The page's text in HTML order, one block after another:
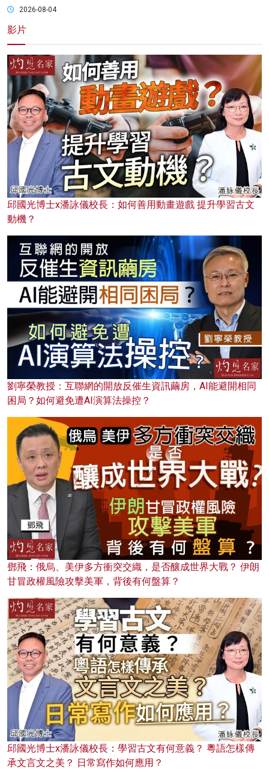
2026-08-04
影片
邱國光博士x潘詠儀校長：如何善用動畫遊戲 提升學習古文
動機？
劉寧榮教授：互聯網的開放反催生資訊繭房，AI能避開相同
困局？如何避免遭AI演算法操控？
鄧飛：俄烏、美伊多方衝突交織，是否釀成世界大戰？ 伊朗
甘冒政權風險攻擊美軍，背後有何盤算？
邱國光博士x潘詠儀校長：學習古文有何意義？ 粵語怎樣傳
承文言文之美？ 日常寫作如何應用？